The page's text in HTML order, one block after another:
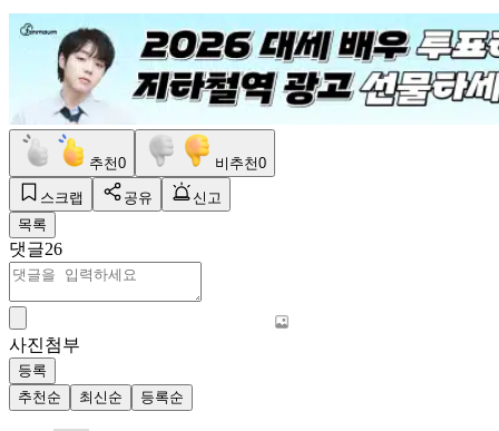
추천0 비추천0
스크랩 공유
신고
목록
댓글26
사진첨부
등록
추천순
최신순 등록순